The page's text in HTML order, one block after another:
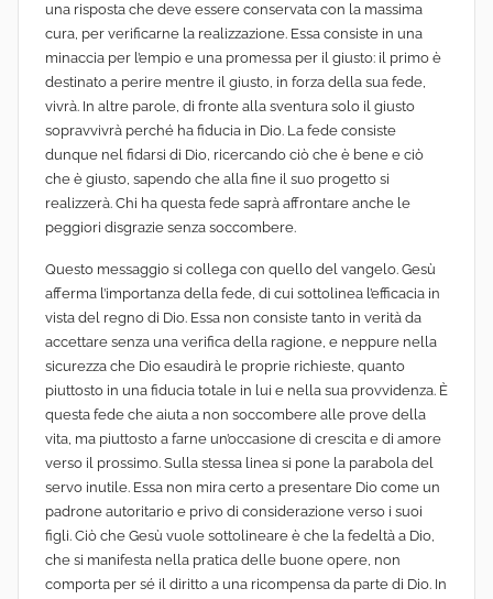
una risposta che deve essere conservata con la massima
cura, per verificarne la realizzazione. Essa consiste in una
minaccia per l’empio e una promessa per il giusto: il primo è
destinato a perire mentre il giusto, in forza della sua fede,
vivrà. In altre parole, di fronte alla sventura solo il giusto
sopravvivrà perché ha fiducia in Dio. La fede consiste
dunque nel fidarsi di Dio, ricercando ciò che è bene e ciò
che è giusto, sapendo che alla fine il suo progetto si
realizzerà. Chi ha questa fede saprà affrontare anche le
peggiori disgrazie senza soccombere.
Questo messaggio si collega con quello del vangelo. Gesù
afferma l’importanza della fede, di cui sottolinea l’efficacia in
vista del regno di Dio. Essa non consiste tanto in verità da
accettare senza una verifica della ragione, e neppure nella
sicurezza che Dio esaudirà le proprie richieste, quanto
piuttosto in una fiducia totale in lui e nella sua provvidenza. È
questa fede che aiuta a non soccombere alle prove della
vita, ma piuttosto a farne un’occasione di crescita e di amore
verso il prossimo. Sulla stessa linea si pone la parabola del
servo inutile. Essa non mira certo a presentare Dio come un
padrone autoritario e privo di considerazione verso i suoi
figli. Ciò che Gesù vuole sottolineare è che la fedeltà a Dio,
che si manifesta nella pratica delle buone opere, non
comporta per sé il diritto a una ricompensa da parte di Dio. In